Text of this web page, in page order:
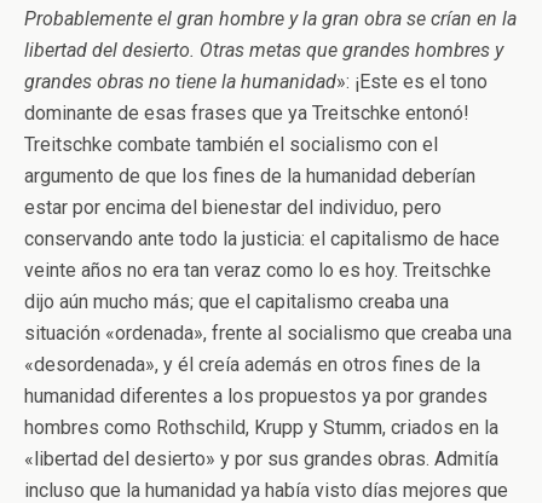
Probablemente el gran hombre y la gran obra se crían en la
libertad del desierto. Otras metas que grandes hombres y
grandes obras no tiene la humanidad»: ¡Este es el tono
dominante de esas frases que ya Treitschke entonó!
Treitschke combate también el socialismo con el
argumento de que los fines de la humanidad deberían
estar por encima del bienestar del individuo, pero
conservando ante todo la justicia: el capitalismo de hace
veinte años no era tan veraz como lo es hoy. Treitschke
dijo aún mucho más; que el capitalismo creaba una
situación «ordenada», frente al socialismo que creaba una
«desordenada», y él creía además en otros fines de la
humanidad diferentes a los propuestos ya por grandes
hombres como Rothschild, Krupp y Stumm, criados en la
«libertad del desierto» y por sus grandes obras. Admitía
incluso que la humanidad ya había visto días mejores que